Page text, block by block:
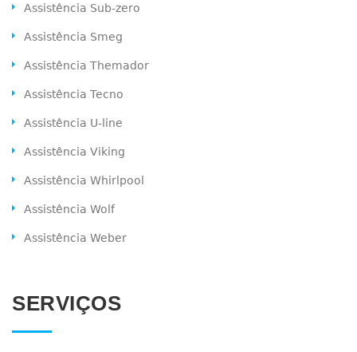
Assistência Sub-zero
Assistência Smeg
Assistência Themador
Assistência Tecno
Assistência U-line
Assistência Viking
Assistência Whirlpool
Assistência Wolf
Assistência Weber
SERVIÇOS